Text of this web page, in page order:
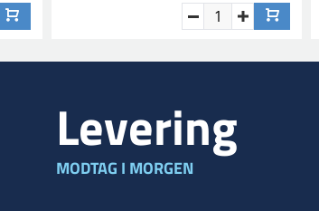
Levering
MODTAG I MORGEN